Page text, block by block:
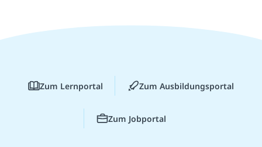
Zum Lernportal Zum Ausbildungsportal
Zum Jobportal